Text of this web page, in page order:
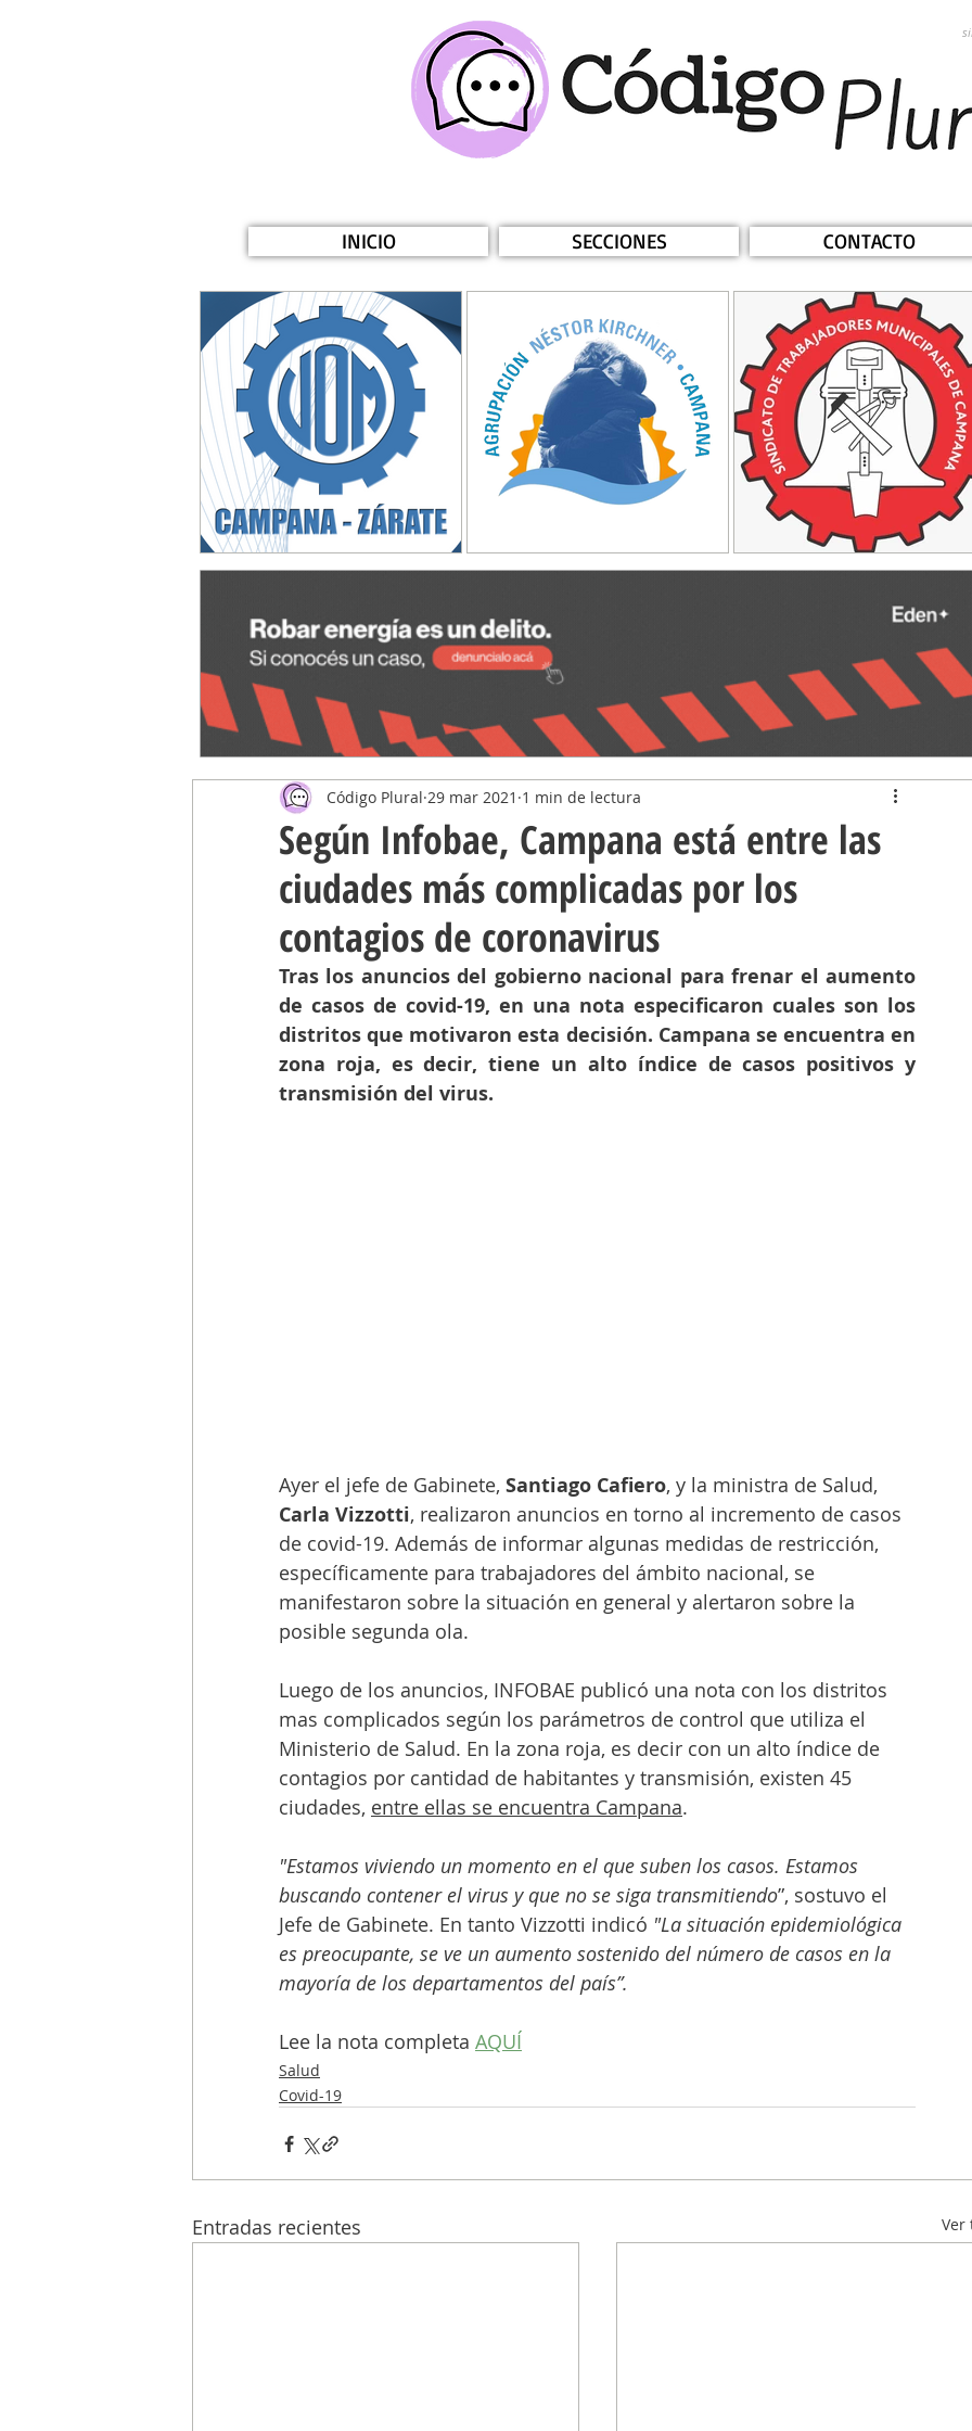
INICIO SECCIONES CONTACTO
Según Infobae, Campana está entre las
ciudades más complicadas por los
contagios de coronavirus
Código Plural 29 mar 2021 1 min de lectura
Tras los anuncios del gobierno nacional para frenar el aumento
de casos de covid-19, en una nota especificaron cuales son los
distritos que motivaron esta decisión. Campana se encuentra en
zona roja, es decir, tiene un alto índice de casos positivos y
transmisión del virus.
Ayer el jefe de Gabinete, Santiago Cafiero, y la ministra de Salud,
Carla Vizzotti, realizaron anuncios en torno al incremento de casos
de covid-19. Además de informar algunas medidas de restricción,
específicamente para trabajadores del ámbito nacional, se
manifestaron sobre la situación en general y alertaron sobre la
posible segunda ola.
Luego de los anuncios, INFOBAE publicó una nota con los distritos
mas complicados según los parámetros de control que utiliza el
Ministerio de Salud. En la zona roja, es decir con un alto índice de
contagios por cantidad de habitantes y transmisión, existen 45
ciudades, entre ellas se encuentra Campana.
"Estamos viviendo un momento en el que suben los casos. Estamos
buscando contener el virus y que no se siga transmitiendo”, sostuvo el
Jefe de Gabinete. En tanto Vizzotti indicó "La situación epidemiológica
es preocupante, se ve un aumento sostenido del número de casos en la
mayoría de los departamentos del país”.
Lee la nota completa AQUÍ
Salud
Covid-19
Entradas recientes Ver